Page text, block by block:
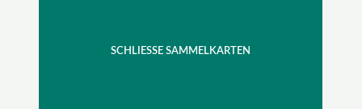
SCHLIESSE SAMMELKARTEN